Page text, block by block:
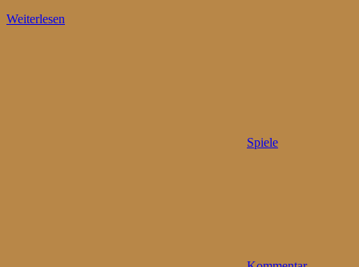
Weiterlesen
Spiele